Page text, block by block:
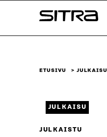
sisältöön
Sitra
ETUSIVU JULKAISU
JULKAISU
JULKAISTU